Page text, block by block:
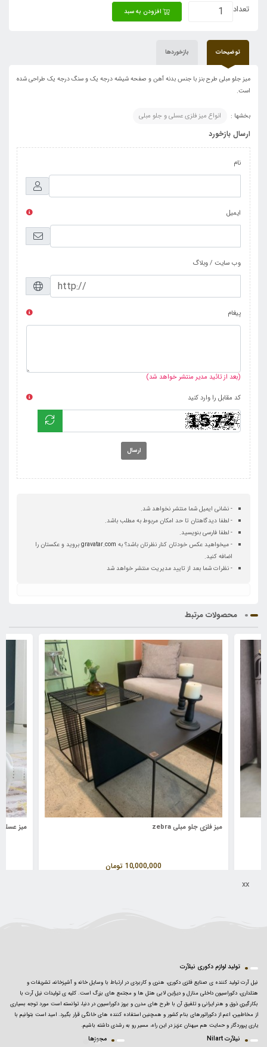
تعداد افزودن به سبد
توضیحات بازخوردها
میز جلو مبلی طرح بنز با جنس بدنه آهن و صفحه شیشه درجه یک و سنگ درجه یک طراحی شده
است.
بخشها : انواع میز فلزی عسلی و جلو مبلی
ارسال بازخورد
نام
ایمیل
وب سایت / وبلاگ
پیغام
(بعد از تائید مدیر منتشر خواهد شد)
کد مقابل را وارد کنید
ارسال
- نشانی ایمیل شما منتشر نخواهد شد.
- لطفا دیدگاهتان تا حد امکان مربوط به مطلب باشد.
- لطفا فارسی بنویسید.
- میخواهید عکس خودتان کنار نظرتان باشد؟ به gravatar.comبروید و عکستان را
اضافه کنید.
- نظرات شما بعد از تایید مدیریت منتشر خواهد شد
محصولات مرتبط
میز فلزی جلو مبلی zebra
10,000,000 تومان
میز عسلی
xx
تولید لوازم دکوری نیلآرت
نیل آرت تولید کننده ی صنایع فلزی دکوری، هنری و کاربردی در ارتباط با وسایل خانه و آشپزخانه، تشریفات و
هتلداری، دکوراسیون داخلی منازل و دیزاین لابی هتل ها و مجتمع های بزرگ است. کلیه ی تولیدات نیل آرت با
بکارگیریِ ذوق و هنر ایرانی و تلفیق آن با طرح های مدرن و بروز دکوراسیون در دنیا، توانسته است مورد توجه بسیاری
از مخاطبین، اعم از دکوراتورهای بنام کشور و همچنین استفاده کننده های خانگی قرار بگیرد. امید است بتوانیم با
یاری پروردگار و حمایت هم میهنان عزیز در این راه، مسیر رو به رشدی داشته باشیم.
نیلآرت Nilart مجوزها